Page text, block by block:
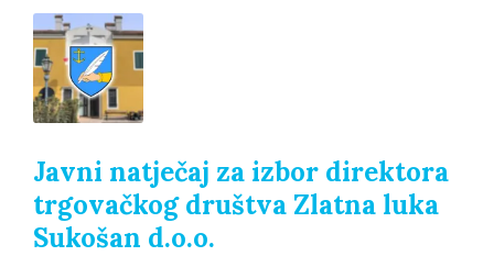
Javni natječaj za izbor direktora
trgovačkog društva Zlatna luka
Sukošan d.o.o.